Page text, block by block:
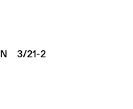
3/21-2